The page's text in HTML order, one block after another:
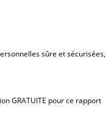
sûre et sécurisées,
GRATUITE pour ce rapport